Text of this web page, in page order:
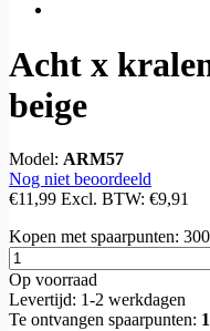
Acht x
beige
Model: ARM57
Nog niet beoordeeld
€11,99 Excl. BTW: €9,91
Kopen met spaarpunten: 300
Op voorraad
Levertijd: 1-2 werkdagen
Te ontvangen spaarpunten: 1